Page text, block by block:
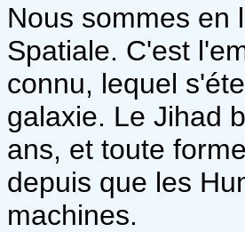
Nous sommes en
Spatiale. C'est
connu, lequel
galaxie. Le Jihad
ans, et toute
depuis que les
machines.